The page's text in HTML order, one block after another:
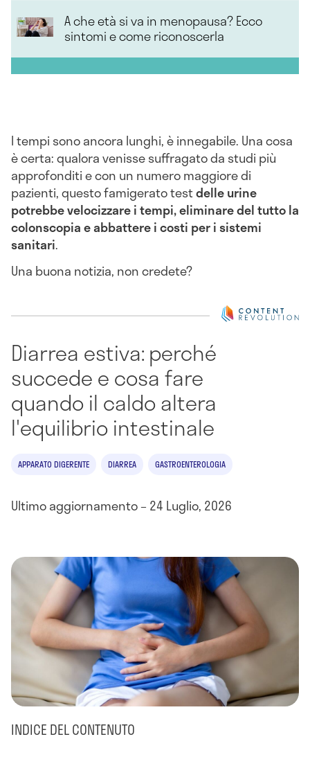
A che età si va in menopausa? Ecco
sintomi e come riconoscerla
I tempi sono ancora lunghi, è innegabile. Una cosa
è certa: qualora venisse suffragato da studi più
approfonditi e con un numero maggiore di
pazienti, questo famigerato testdelle urine
potrebbe velocizzare i tempi, eliminare del tutto la
colonscopia e abbattere i costi per i sistemi
sanitari.
Una buona notizia, non credete?
Diarrea estiva: perché
succede e cosa fare
quando il caldo altera
l'equilibrio intestinale
APPARATO DIGERENTE DIARREA GASTROENTEROLOGIA
Ultimo aggiornamento – 24 Luglio, 2026
INDICE DEL CONTENUTO